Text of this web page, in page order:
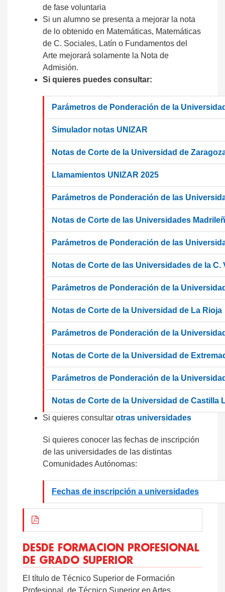
de fase voluntaria
Si un alumno se presenta a mejorar la nota
de lo obtenido en Matemáticas, Matemáticas
de C. Sociales, Latín o Fundamentos del
Arte mejorará solamente la Nota de
Admisión.
Si quieres puedes consultar:
Parámetros de Ponderación de la
Simulador notas UNIZAR
Notas de Corte de la Universidad de
Llamamientos UNIZAR 2025
Parámetros de Ponderación de las
Notas de Corte de las Universidades
Parámetros de Ponderación de las
Notas de Corte de las Universidades de la C.
Parámetros de Ponderación de la
Notas de Corte de la Universidad de La Rioja
Parámetros de Ponderación de la
Notas de Corte de la Universidad de
Parámetros de Ponderación de la
Notas de Corte de la Universidad de Castilla
Si quieres consultar otras universidades
Si quieres conocer las fechas de inscripción
de las universidades de las distintas
Comunidades Autónomas:
Fechas de inscripción a universidades
DESDE FORMACION PROFESIONAL
DE GRADO SUPERIOR
El título de Técnico Superior de Formación
Profesional, de Técnico Superior en Artes